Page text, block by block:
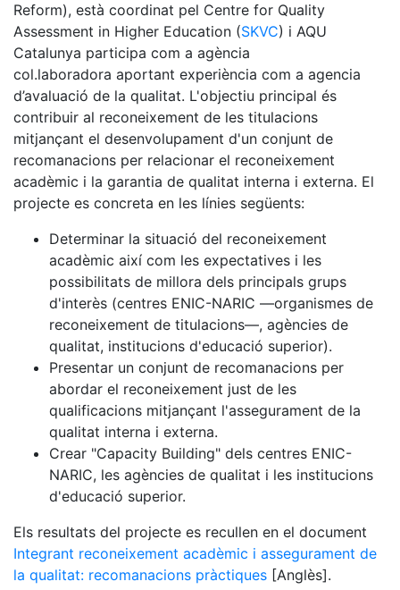
Reform), està coordinat pel Centre for Quality
Assessment in Higher Education (SKVC) i AQU
Catalunya participa com a agència
col.laboradora aportant experiència com a agencia
d’avaluació de la qualitat. L'objectiu principal és
contribuir al reconeixement de les titulacions
mitjançant el desenvolupament d'un conjunt de
recomanacions per relacionar el reconeixement
acadèmic i la garantia de qualitat interna i externa. El
projecte es concreta en les línies següents:
Determinar la situació del reconeixement
acadèmic així com les expectatives i les
possibilitats de millora dels principals grups
d'interès (centres ENIC-NARIC —organismes de
reconeixement de titulacions—, agències de
qualitat, institucions d'educació superior).
Presentar un conjunt de recomanacions per
abordar el reconeixement just de les
qualificacions mitjançant l'assegurament de la
qualitat interna i externa.
Crear "Capacity Building" dels centres ENIC-
NARIC, les agències de qualitat i les institucions
d'educació superior.
Els resultats del projecte es recullen en el document
Integrant reconeixement acadèmic i assegurament de
la qualitat: recomanacions pràctiques [Anglès].